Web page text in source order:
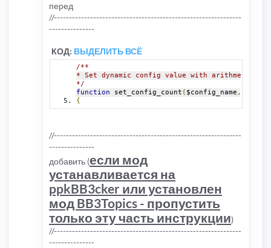
перед
//--------------------------------------------------------------
---------------
КОД: ВЫДЕЛИТЬ ВСЁ
/**
* Set dynamic config value with arithmetic
*/
function set_config_count ( $config_name ,
{
//--------------------------------------------------------------
---------------
добавить (если мод
устанавливается на
ppkBB3cker или установлен
мод BB3Topics - пропустить
только эту часть инструкции)
//--------------------------------------------------------------
---------------